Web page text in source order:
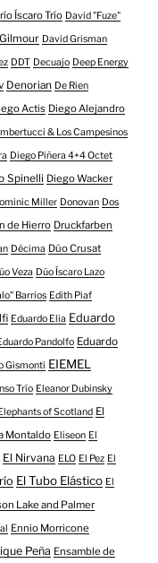
Íscaro Trío David "Fuze"
David Grisman
DDT Decuajo Deep Energy
Denorian De Rien
Actis Diego Alejandro
& Los Campesinos
Diego Piñera 4+4 Octet
Spinelli Diego Wacker
Miller Donovan Dos
de Hierro Druckfarben
Décima Dúo Crusat
Veza Dúo Íscaro Lazo
Barrios Edith Piaf
Eduardo Elia Eduardo
Pandolfo Eduardo
Gismonti EIEMEL
Trío Eleanor Dubinsky
of Scotland El
Montaldo Eliseon El
El Nirvana ELO El Pez El
El Tubo Elástico El
Lake and Palmer
Ennio Morricone
Peña Ensamble de